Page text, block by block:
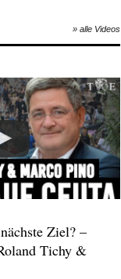
» alle Videos
Ziel? –
Tichy &